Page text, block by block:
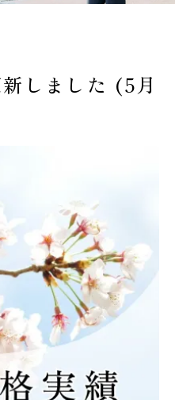
情報資料請求新着情報
方針
しました (5月